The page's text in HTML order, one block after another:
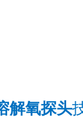
解氧探头